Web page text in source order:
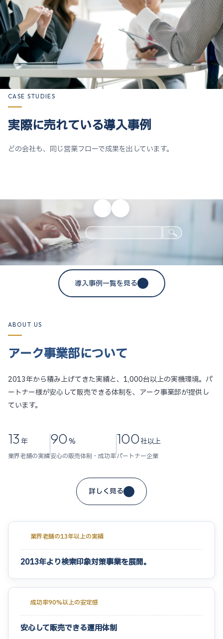
CASE STUDIES
実際に売れている導入事例
どの会社も、同じ営業フローで成果を出しています。
導入事例一覧を見る
ABOUT US
アーク事業部について
2013年から積み上げてきた実績と、1,000台以上の実機環境。パ
ートナー様が安心して販売できる体制を、アーク事業部が提供し
ています。
13年
業界老舗の実績
90%
安心の販売体制・成功率
100社以上
パートナー企業
詳しく見る
業界老舗の13年以上の実績
2013年より検索印象対策事業を展開。
成功率90%以上の安定感
安心して販売できる運用体制